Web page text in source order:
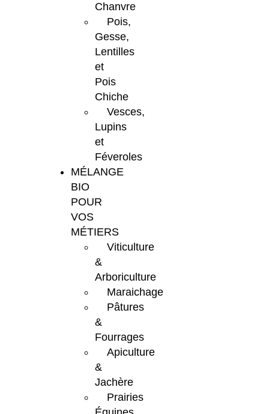
Chanvre
Pois,
Gesse,
Lentilles
et
Pois
Chiche
Vesces,
Lupins
et
Féveroles
MÉLANGE
BIO
POUR
VOS
MÉTIERS
Viticulture
&
Arboriculture
Maraichage
Pâtures
&
Fourrages
Apiculture
&
Jachère
Prairies